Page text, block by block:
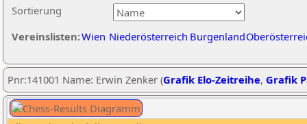
Sortierung
Vereinslisten:Wien Niederösterreich Burgenland
Pnr:141001 Name: Erwin Zenker (Grafik Elo-Zeitreihe, Grafik